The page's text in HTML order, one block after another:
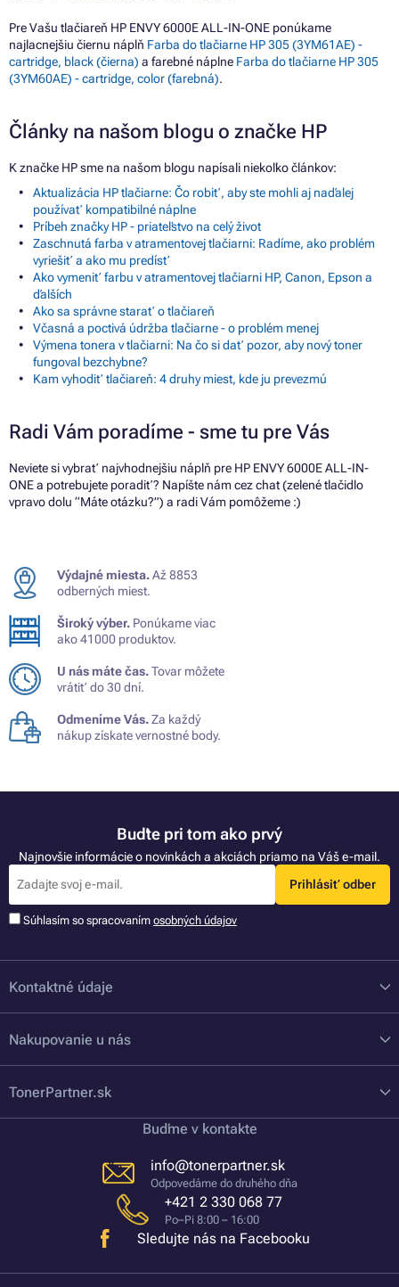
Pre Vašu tlačiareň HP ENVY 6000E ALL-IN-ONE ponúkame
najlacnejšiu čiernu náplň Farba do tlačiarne HP 305 (3YM61AE) -
cartridge, black (čierna) a farebné náplne Farba do tlačiarne HP 305
(3YM60AE) - cartridge, color (farebná).
Články na našom blogu o značke HP
K značke HP sme na našom blogu napísali niekoľko článkov:
Aktualizácia HP tlačiarne: Čo robiť, aby ste mohli aj naďalej
používať kompatibilné náplne
Príbeh značky HP - priateľstvo na celý život
Zaschnutá farba v atramentovej tlačiarni: Radíme, ako problém
vyriešiť a ako mu predísť
Ako vymeniť farbu v atramentovej tlačiarni HP, Canon, Epson a
ďalších
Ako sa správne starať o tlačiareň
Včasná a poctivá údržba tlačiarne - o problém menej
Výmena tonera v tlačiarni: Na čo si dať pozor, aby nový toner
fungoval bezchybne?
Kam vyhodiť tlačiareň: 4 druhy miest, kde ju prevezmú
Radi Vám poradíme - sme tu pre Vás
Neviete si vybrať najvhodnejšiu náplň pre HP ENVY 6000E ALL-IN-
ONE a potrebujete poradiť? Napíšte nám cez chat (zelené tlačidlo
vpravo dolu “Máte otázku?”) a radi Vám pomôžeme :)
Výdajné miesta.Až 8853
odberných miest.
Široký výber. Ponúkame viac
ako 41000 produktov.
U nás máte čas.Tovar môžete
vrátiť do 30 dní.
Odmeníme Vás.Za každý
nákup získate vernostné body.
Buďte pri tom ako prvý
Najnovšie informácie o novinkách a akciách priamo na Váš e-mail.
Prihlásiť odber
Súhlasím so spracovaním osobných údajov
Kontaktné údaje
Nakupovanie u nás
TonerPartner.sk
Buďme v kontakte
info@tonerpartner.sk
Odpovedáme do druhého dňa
+421 2 330 068 77
Po–Pi 8:00 – 16:00
Sledujte nás na Facebooku